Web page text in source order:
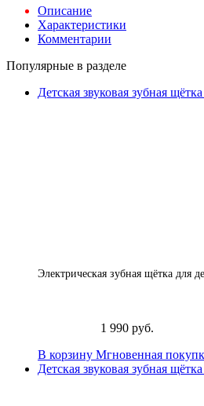
Описание
Характеристики
Комментарии
Популярные в разделе
Детская звуковая зубная
Электрическая зубная щётка для
1 990 руб.
В корзину Мгновенная
Детская звуковая зубная